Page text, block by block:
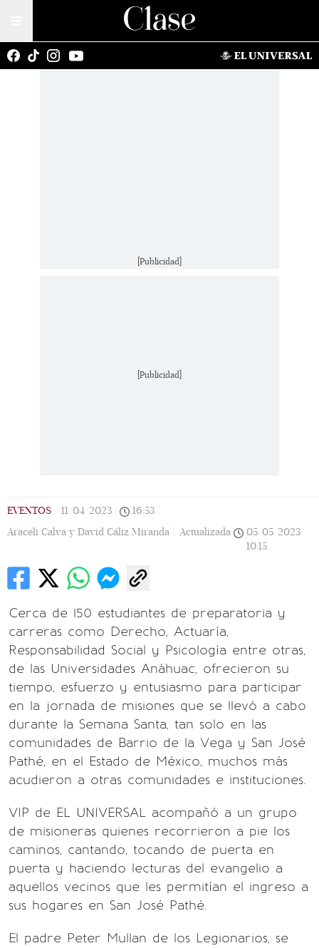
[Publicidad]
[Publicidad]
EVENTOS 11/04/2023 16:53
Araceli Calva y David Cáliz Miranda |
Actualizada
05/05/2023
10:15
Cerca de 150 estudiantes de preparatoria y
carreras como Derecho, Actuaría,
Responsabilidad Social y Psicología entre otras,
de las Universidades Anáhuac, ofrecieron su
tiempo, esfuerzo y entusiasmo para participar
en la jornada de misiones que se llevó a cabo
durante la Semana Santa, tan solo en las
comunidades de Barrio de la Vega y San José
Pathé, en el Estado de México, muchos más
acudieron a otras comunidades e instituciones.
VIP de EL UNIVERSAL acompañó a un grupo
de misioneras quienes recorrieron a pie los
caminos, cantando, tocando de puerta en
puerta y haciendo lecturas del evangelio a
aquellos vecinos que les permitían el ingreso a
sus hogares en San José Pathé.
El padre Peter Mullan de los Legionarios, se